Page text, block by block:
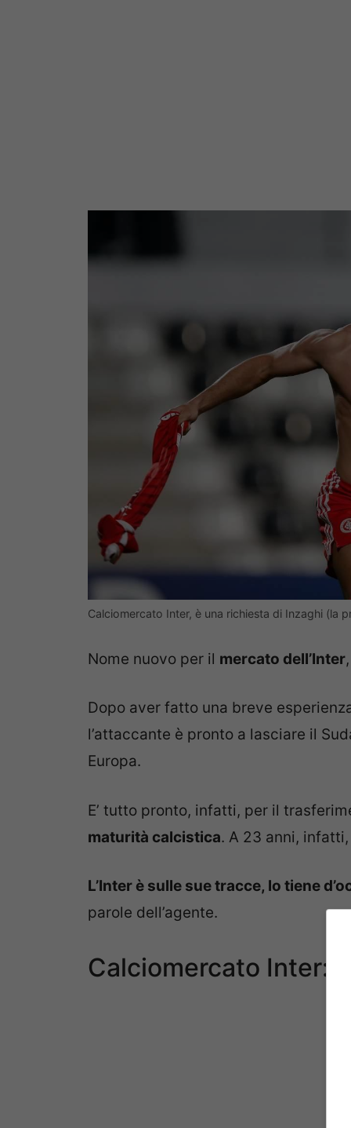
Calciomercato Inter, è una richiesta di Inzaghi (la
Nome nuovo per il mercato dell’Inter
Dopo aver fatto una breve
l’attaccante è pronto a lasciare il
Europa.
E’ tutto pronto, infatti, per il
maturità calcistica. A 23 anni,
L’Inter è sulle sue tracce, lo tiene
parole dell’agente.
Calciomercato Inter: